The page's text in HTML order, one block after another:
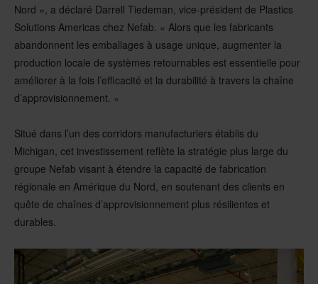
Nord », a déclaré Darrell Tiedeman, vice-président de Plastics
Solutions Americas chez Nefab. « Alors que les fabricants
abandonnent les emballages à usage unique, augmenter la
production locale de systèmes retournables est essentielle pour
améliorer à la fois l’efficacité et la durabilité à travers la chaîne
d’approvisionnement. »
Situé dans l’un des corridors manufacturiers établis du
Michigan, cet investissement reflète la stratégie plus large du
groupe Nefab visant à étendre la capacité de fabrication
régionale en Amérique du Nord, en soutenant des clients en
quête de chaînes d’approvisionnement plus résilientes et
durables.